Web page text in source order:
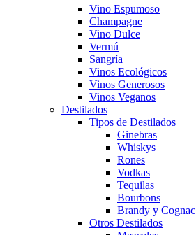
Vino Espumoso
Champagne
Vino Dulce
Vermú
Sangría
Vinos Ecológicos
Vinos Generosos
Vinos Veganos
Destilados
Tipos de Destilados
Ginebras
Whiskys
Rones
Vodkas
Tequilas
Bourbons
Brandy y Cognac
Otros Destilados